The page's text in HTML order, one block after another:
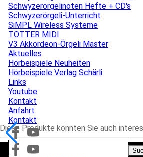
Schwyzerörgelinoten Hefte + CD's
Schwyzerörgeli-Unterricht
SiMPL Wireless Systeme
TOTTER MIDI
V3 Akkordeon-Örgeli Master
Aktuelles
Hörbeispiele Neuheiten
Hörbeispiele Verlag Schärli
Links
Youtube
Kontakt
Anfahrt
Kontakt
Diese Produkte könnten Sie auch